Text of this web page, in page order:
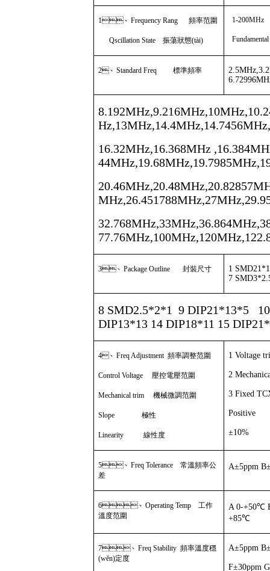
1、Frequency Rang頻率范圍
Qscillation State 振蕩狀態(tài)
1-200MHz
2、Standard Freq標準頻率
16.32MHz,16.368MHz
3、Package Outline封裝尺寸
1
7
8 SMD2.5*2*1 9 DIP21*13*5
DIP13*13 14 DIP18*11 15
4、Freq Adjustment頻率調整范圍
Control Voltage 壓控電壓范圍
Mechanical trim機械微調范圍
Slope極性
Linearity線性度
1 Voltage
2
3 Fixed
Positive
±10%
5、Freq Tolerance常溫頻率公
差
A±5ppm B
6、Operating Temp 工作
溫度范圍
A 0-+50℃
+85℃
7、Freq Stability頻率溫度穩
(wěn)定度
A±5ppm
F±30ppm